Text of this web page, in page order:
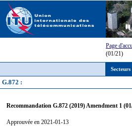
Page
(01/21)
G.872 :
Recommandation G.872 (2019) Amendment 1
Approuvée en 2021-01-13